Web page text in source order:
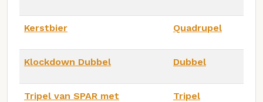
Kerstbier Quadrupel
Klockdown Dubbel Dubbel
Tripel van SPAR met
Tripel